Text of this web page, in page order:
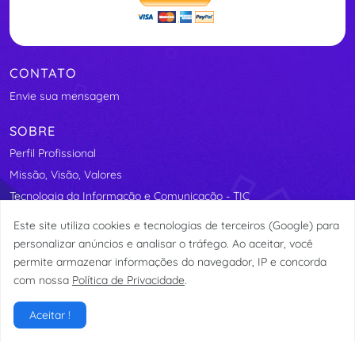
CONTATO
Envie sua mensagem
SOBRE
Perfil Profissional
Missão, Visão, Valores
Tecnologia da Informação e Comunicação - TIC
Segurança Elétrica
Assosindicos - Associação de Síndicos do Distrito Federal
Este site utiliza cookies e tecnologias de terceiros (Google) para
personalizar anúncios e analisar o tráfego. Ao aceitar, você
permite armazenar informações do navegador, IP e concorda
com nossa Política de Privacidade.
Aceitar !